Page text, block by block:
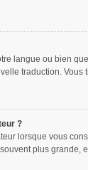
langue ou bien
traduction.
?
lorsque vous
plus